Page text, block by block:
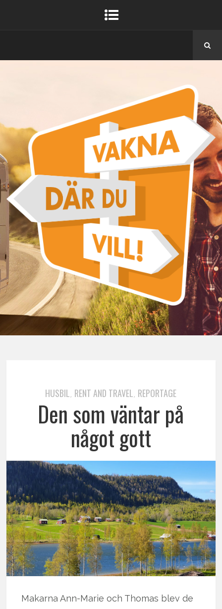
HUSBIL, RENT AND TRAVEL, REPORTAGE
Den som väntar på
något gott
Makarna Ann-Marie och Thomas blev de